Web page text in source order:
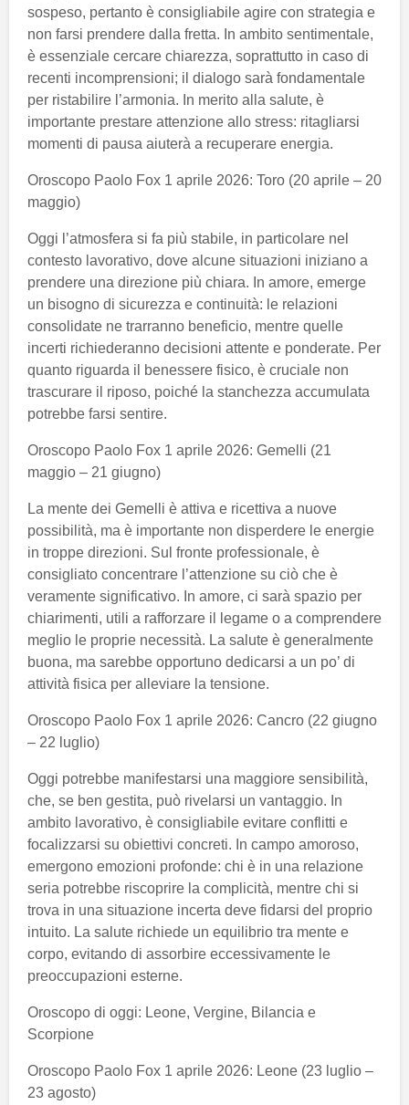
sospeso, pertanto è consigliabile agire con strategia e
non farsi prendere dalla fretta. In ambito sentimentale,
è essenziale cercare chiarezza, soprattutto in caso di
recenti incomprensioni; il dialogo sarà fondamentale
per ristabilire l’armonia. In merito alla salute, è
importante prestare attenzione allo stress: ritagliarsi
momenti di pausa aiuterà a recuperare energia.
Oroscopo Paolo Fox 1 aprile 2026: Toro (20 aprile – 20
maggio)
Oggi l’atmosfera si fa più stabile, in particolare nel
contesto lavorativo, dove alcune situazioni iniziano a
prendere una direzione più chiara. In amore, emerge
un bisogno di sicurezza e continuità: le relazioni
consolidate ne trarranno beneficio, mentre quelle
incerti richiederanno decisioni attente e ponderate. Per
quanto riguarda il benessere fisico, è cruciale non
trascurare il riposo, poiché la stanchezza accumulata
potrebbe farsi sentire.
Oroscopo Paolo Fox 1 aprile 2026: Gemelli (21
maggio – 21 giugno)
La mente dei Gemelli è attiva e ricettiva a nuove
possibilità, ma è importante non disperdere le energie
in troppe direzioni. Sul fronte professionale, è
consigliato concentrare l’attenzione su ciò che è
veramente significativo. In amore, ci sarà spazio per
chiarimenti, utili a rafforzare il legame o a comprendere
meglio le proprie necessità. La salute è generalmente
buona, ma sarebbe opportuno dedicarsi a un po’ di
attività fisica per alleviare la tensione.
Oroscopo Paolo Fox 1 aprile 2026: Cancro (22 giugno
– 22 luglio)
Oggi potrebbe manifestarsi una maggiore sensibilità,
che, se ben gestita, può rivelarsi un vantaggio. In
ambito lavorativo, è consigliabile evitare conflitti e
focalizzarsi su obiettivi concreti. In campo amoroso,
emergono emozioni profonde: chi è in una relazione
seria potrebbe riscoprire la complicità, mentre chi si
trova in una situazione incerta deve fidarsi del proprio
intuito. La salute richiede un equilibrio tra mente e
corpo, evitando di assorbire eccessivamente le
preoccupazioni esterne.
Oroscopo di oggi: Leone, Vergine, Bilancia e
Scorpione
Oroscopo Paolo Fox 1 aprile 2026: Leone (23 luglio –
23 agosto)